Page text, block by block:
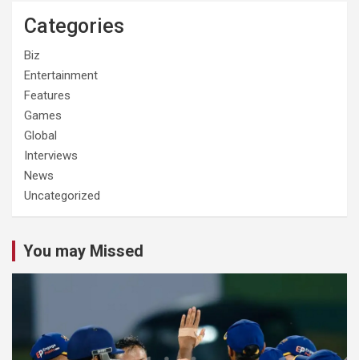
Categories
Biz
Entertainment
Features
Games
Global
Interviews
News
Uncategorized
You may Missed